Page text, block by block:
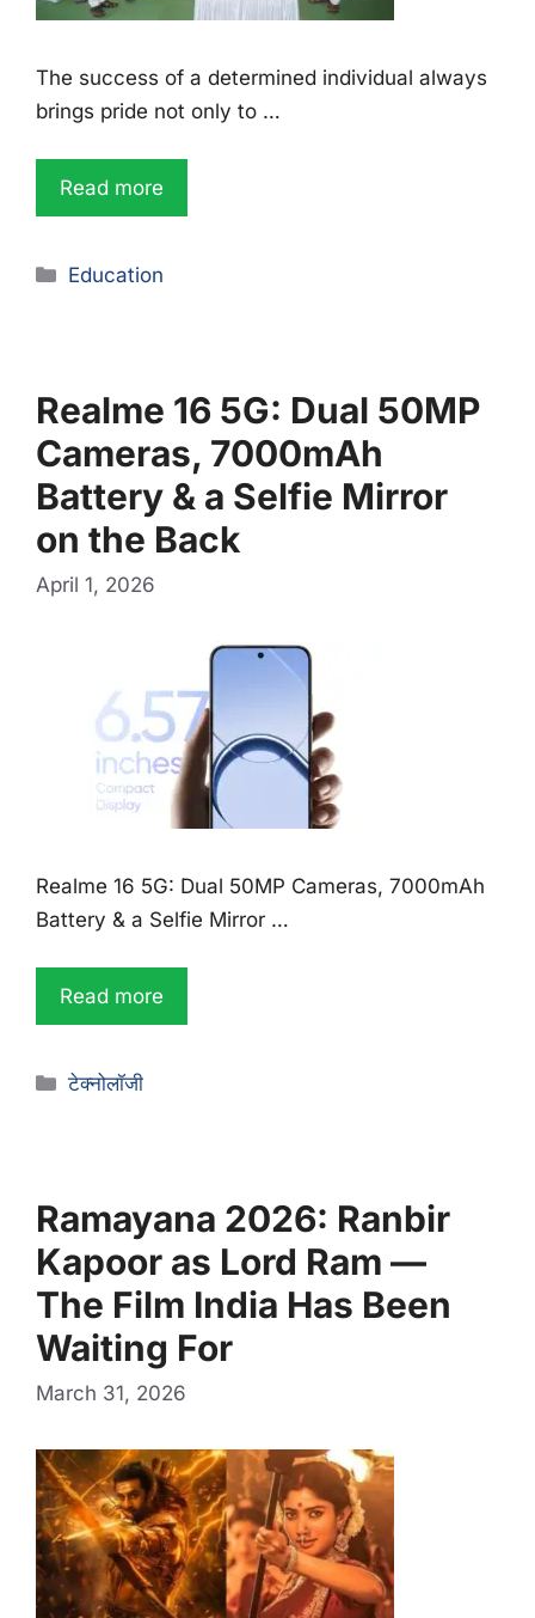
The success of a determined individual always
brings pride not only to …
Read more
Education
Realme 16 5G: Dual 50MP
Cameras, 7000mAh
Battery & a Selfie Mirror
on the Back
April 1, 2026
Realme 16 5G: Dual 50MP Cameras, 7000mAh
Battery & a Selfie Mirror …
Read more
टेक्नोलॉजी
Ramayana 2026: Ranbir
Kapoor as Lord Ram —
The Film India Has Been
Waiting For
March 31, 2026